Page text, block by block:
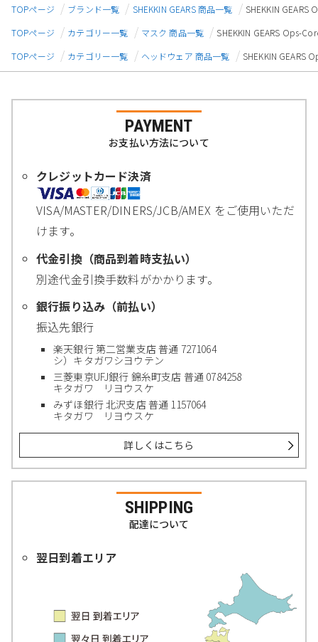
TOPページ
ブランド一覧 SHEKKIN GEARS 商品一覧
SHEKKIN GEARS
TOPページ
カテゴリー一覧 マスク 商品一覧
SHEKKIN GEARS Ops-
TOPページ
カテゴリー一覧 ヘッドウェア 商品一覧 SHEKKIN GEARS
PAYMENT
お支払い方法について
クレジットカード決済
VISA/MASTER/DINERS/JCB/AMEX をご使用いただ
けます。
代金引換（商品到着時支払い）
別途代金引換手数料がかかります。
銀行振り込み（前払い）
振込先銀行
楽天銀行 第二営業支店 普通 7271064
シ）キタガワシヨウテン
三菱東京UFJ銀行 錦糸町支店 普通 0784258
キタガワ リヨウスケ
みずほ銀行 北沢支店 普通 1157064
キタガワ リヨウスケ
詳しくはこちら
SHIPPING
配達について
翌日到着エリア